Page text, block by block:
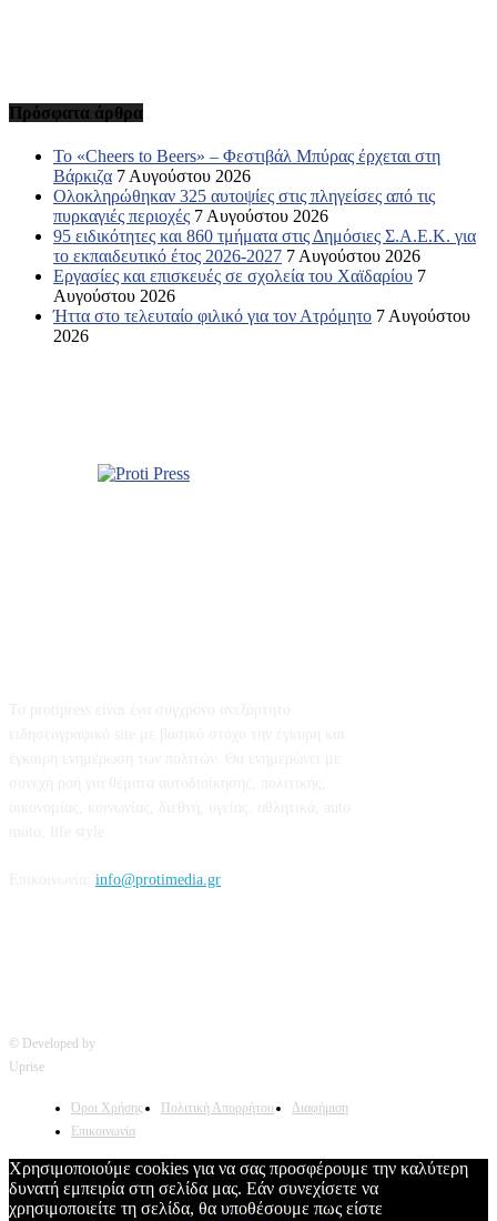
Πρόσφατα άρθρα
Το «Cheers to Beers» – Φεστιβάλ Μπύρας έρχεται στη
Βάρκιζα 7 Αυγούστου 2026
Ολοκληρώθηκαν 325 αυτοψίες στις πληγείσες από τις
πυρκαγιές περιοχές 7 Αυγούστου 2026
95 ειδικότητες και 860 τμήματα στις Δημόσιες Σ.Α.Ε.Κ. για
το εκπαιδευτικό έτος 2026-2027 7 Αυγούστου 2026
Εργασίες και επισκευές σε σχολεία του Χαϊδαρίου 7
Αυγούστου 2026
Ήττα στο τελευταίο φιλικό για τον Ατρόμητο 7 Αυγούστου
2026
info@protimedia.gr
© Developed by
Uprise
Όροι Χρήσης Πολιτική Απορρήτου
Διαφήμιση
Επικοινωνία
Χρησιμοποιούμε cookies για να σας προσφέρουμε την καλύτερη
δυνατή εμπειρία στη σελίδα μας. Εάν συνεχίσετε να
χρησιμοποιείτε τη σελίδα, θα υποθέσουμε πως είστε